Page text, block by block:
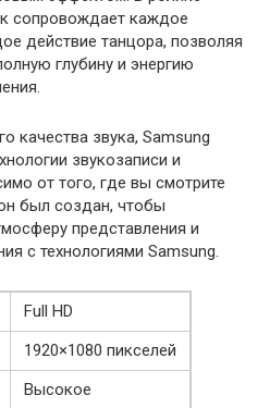
сопровождает каждое
действие танцора, позволяя
глубину и энергию
качества звука, Samsung
звукозаписи и
от того, где вы смотрите
был создан, чтобы
представления и
с технологиями Samsung.
Full HD
1920×1080 пикселей
Высокое